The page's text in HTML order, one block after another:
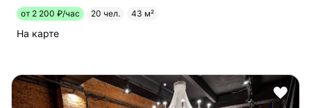
от 2 200 ₽/час 20 чел. 43 м²
На карте